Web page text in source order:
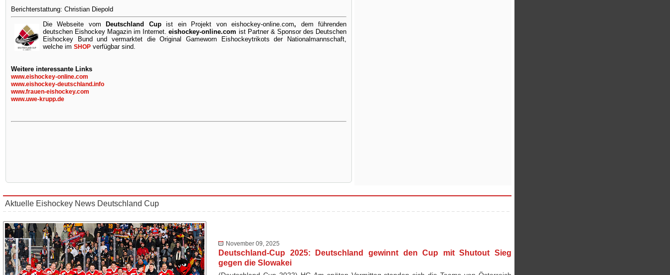
Berichterstattung: Christian Diepold
Die Webseite vom Deutschland Cupist ein Projekt von eishockey-online.com, dem führenden
deutschen Eishockey Magazin im Internet. eishockey-online.com ist Partner & Sponsor des Deutschen
Eishockey Bund und vermarktet die Original Gameworn Eishockeytrikots der Nationalmannschaft,
welche im SHOP verfügbar sind.
Weitere interessante Links
www.eishockey-online.com
www.eishockey-deutschland.info
www.frauen-eishockey.com
www.uwe-krupp.de
Aktuelle Eishockey News Deutschland Cup
November 09, 2025
Deutschland-Cup 2025: Deutschland gewinnt den Cup mit Shutout Sieg
gegen die Slowakei